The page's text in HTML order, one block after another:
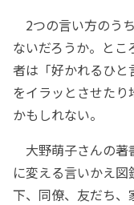
2つの言い方のう
ないだろうか。と
者は「好かれるひ
をイラッとさせた
かもしれない。
大野萌子さんの著
に変える言いかえ
下、同僚、友だち、